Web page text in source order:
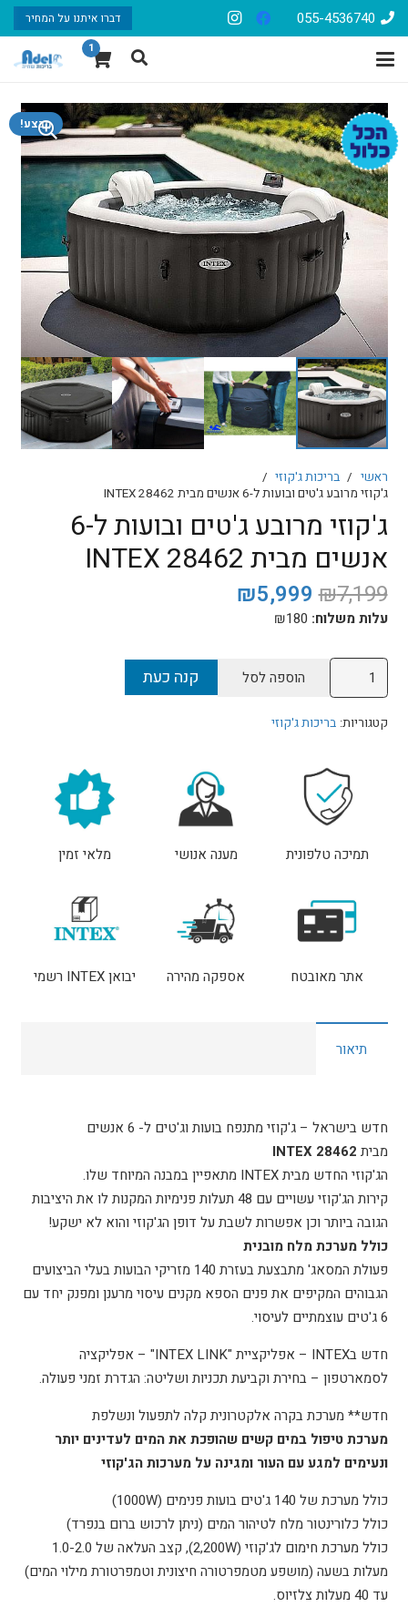
055-4536740 דברו איתנו על המחיר
1
מבצע!
ראשי / בריכות ג'קוזי /
ג'קוזי מרובע ג'טים ובועות ל-6 אנשים מבית INTEX 28462
ג'קוזי מרובע ג'טים ובועות ל-6
אנשים מבית INTEX 28462
₪7,199 המחיר
המקורי
₪7,199.
₪5,999
₪5,999.
עלות משלוח: ₪180
כמות
של
ג'קוזי
מבית
28462
הוספה לסל קנה כעת
קטגוריות: בריכות ג'קוזי
תמיכה טלפונית מענה אנושי מלאי זמין
אתר מאובטח אספקה מהירה יבואן INTEX רשמי
תיאור
חדש בישראל – ג'קוזי מתנפח בועות וג'טים ל- 6 אנשים
מבית 28462 INTEX
הג'קוזי החדש מבית INTEX מתאפיין במבנה המיוחד שלו.
קירות הג'קוזי עשויים עם 48 תעלות פנימיות המקנות לו את היציבות
הגובה ביותר וכן אפשרות לשבת על דופן הג'קוזי והוא לא ישקע!
כולל מערכת מלח מובנית
פעולת המסאג' מתבצעת בעזרת 140 מזריקי הבועות בעלי הביצועים
הגבוהים המקיפים את פנים הספא מקנים עיסוי מרענן ומפנק יחד עם
6 ג'טים עוצמתיים לעיסוי.
חדש בINTEX – אפליקציית "INTEX LINK" – אפליקציה
לסמארטפון – בחירת וקביעת תכניות ושליטה: הגדרת זמני פעולה.
חדש** מערכת בקרה אלקטרונית קלה לתפעול ונשלפת
מערכת טיפול במים קשים שהופכת את המים לעדינים יותר
ונעימים למגע עם העור ומגינה על מערכות הג'קוזי
כולל מערכת של 140 ג'טים בועות פנימים (1000W)
כולל כלורינטור מלח לטיהור המים (ניתן לרכוש ברום בנפרד)
כולל מערכת חימום לג'קוזי (2,200W), קצב העלאה של 1.0-2.0
מעלות בשעה (מושפע מטמפרטורה חיצונית וטמפרטורת מילוי המים)
עד 40 מעלות צלזיוס.